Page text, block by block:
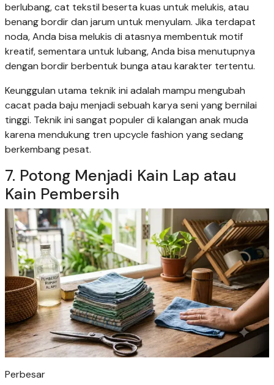
berlubang, cat tekstil beserta kuas untuk melukis, atau
benang bordir dan jarum untuk menyulam. Jika terdapat
noda, Anda bisa melukis di atasnya membentuk motif
kreatif, sementara untuk lubang, Anda bisa menutupnya
dengan bordir berbentuk bunga atau karakter tertentu.
Keunggulan utama teknik ini adalah mampu mengubah
cacat pada baju menjadi sebuah karya seni yang bernilai
tinggi. Teknik ini sangat populer di kalangan anak muda
karena mendukung tren upcycle fashion yang sedang
berkembang pesat.
7. Potong Menjadi Kain Lap atau
Kain Pembersih
Perbesar